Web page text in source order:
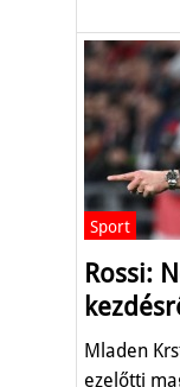
Sport
Rossi:
Mladen
ezelőtti